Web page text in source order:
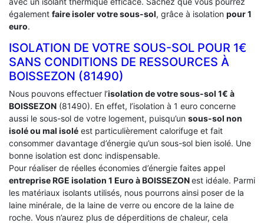
également faire isoler votre sous-sol, grâce à isolation pour 1
euro.
ISOLATION DE VOTRE SOUS-SOL POUR 1€
SANS CONDITIONS DE RESSOURCES À
‎BOISSEZON (81490)
Nous pouvons effectuer l’isolation de votre sous-sol 1€ à
BOISSEZON (81490). En effet, l’isolation à 1 euro concerne
aussi le sous-sol de votre logement, puisqu’un sous-sol non
isolé ou mal isolé est particulièrement calorifuge et fait
consommer davantage d’énergie qu’un sous-sol bien isolé. Une
bonne isolation est donc indispensable.
Pour réaliser de réelles économies d’énergie faites appel
entreprise RGE isolation 1 Euro à BOISSEZONest idéale. Parmi
les matériaux isolants utilisés, nous pourrons ainsi poser de la
laine minérale, de la laine de verre ou encore de la laine de
roche. Vous n’aurez plus de déperditions de chaleur, cela